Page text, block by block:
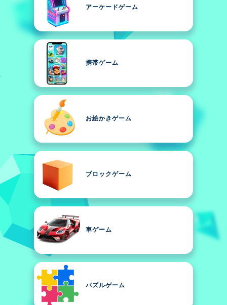
アーケードゲーム
携帯ゲーム
お絵かきゲーム
ブロックゲーム
車ゲーム
パズルゲーム